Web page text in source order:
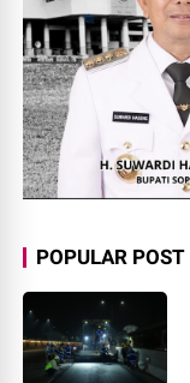
POPULAR POST